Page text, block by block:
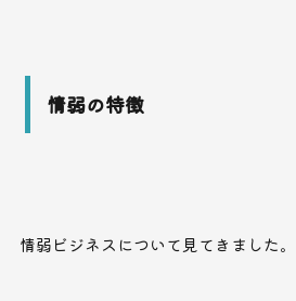
情弱の特徴
情弱ビジネスについて見てきました。